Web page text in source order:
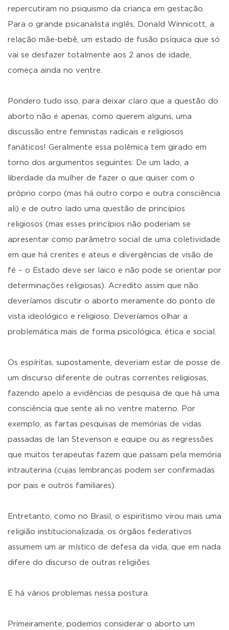
repercutiram no psiquismo da criança em gestação.
Para o grande psicanalista inglês, Donald Winnicott, a
relação mãe-bebê, um estado de fusão psíquica que só
vai se desfazer totalmente aos 2 anos de idade,
começa ainda no ventre.
Pondero tudo isso, para deixar claro que a questão do
aborto não é apenas, como querem alguns, uma
discussão entre feministas radicais e religiosos
fanáticos! Geralmente essa polêmica tem girado em
torno dos argumentos seguintes: De um lado, a
liberdade da mulher de fazer o que quiser com o
próprio corpo (mas há outro corpo e outra consciência
ali) e de outro lado uma questão de princípios
religiosos (mas esses princípios não poderiam se
apresentar como parâmetro social de uma coletividade
em que há crentes e ateus e divergências de visão de
fé – o Estado deve ser laico e não pode se orientar por
determinações religiosas). Acredito assim que não
deveríamos discutir o aborto meramente do ponto de
vista ideológico e religioso. Deveríamos olhar a
problemática mais de forma psicológica, ética e social.
Os espíritas, supostamente, deveriam estar de posse de
um discurso diferente de outras correntes religiosas,
fazendo apelo a evidências de pesquisa de que há uma
consciência que sente ali no ventre materno. Por
exemplo, as fartas pesquisas de memórias de vidas
passadas de Ian Stevenson e equipe ou as regressões
que muitos terapeutas fazem que passam pela memória
intrauterina (cujas lembranças podem ser confirmadas
por pais e outros familiares).
Entretanto, como no Brasil, o espiritismo virou mais uma
religião institucionalizada, os órgãos federativos
assumem um ar místico de defesa da vida, que em nada
difere do discurso de outras religiões.
E há vários problemas nessa postura.
Primeiramente, podemos considerar o aborto um